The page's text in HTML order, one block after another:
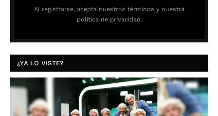
Al registrarse, acepta nuestros términos y nuestra
política de privacidad.
¿YA LO VISTE?